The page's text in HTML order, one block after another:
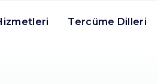
Tercüme Dilleri